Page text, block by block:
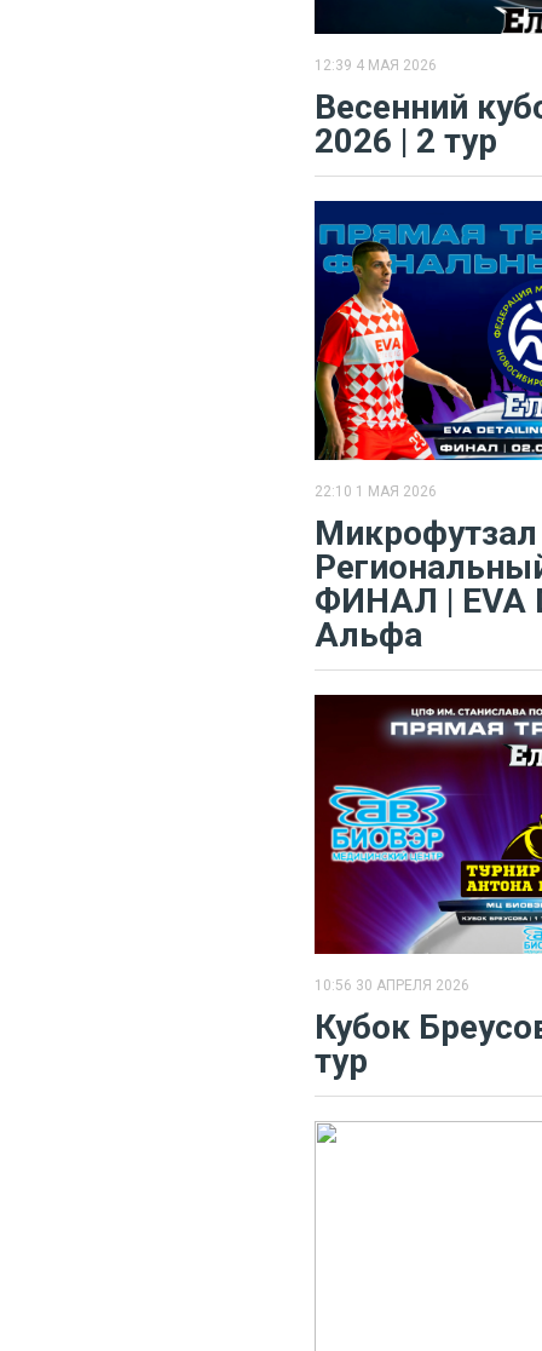
12:39 4 МАЯ 2026
​Весенний
2026 | 2 тур
22:10 1 МАЯ 2026
ФИНАЛ | EVA
Альфа
10:56 30 АПРЕЛЯ 2026
​Кубок
тур